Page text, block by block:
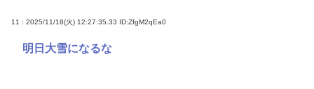
11 : 2025/11/18(火) 12:27:35.33 ID:ZfgM2qEa0
明日大雪になるな